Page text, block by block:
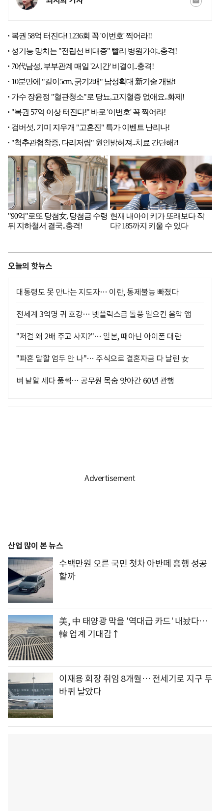
오늘의 핫뉴스
대통령도 못 만나는 지도자… 이란, 통제불능 빠졌다
전세계 3억명 귀 호강… 넷플릭스급 돌풍 일으킨 음악 앱
"저걸 왜 2배 주고 사지?"… 일본, 때아닌 아이폰 대란
"파혼 말할 엄두 안 나"… 주식으로 결혼자금 다 날린 女
벼 낱알 세다 풀썩… 공무원 목숨 앗아간 60년 관행
산업 많이 본 뉴스
수백만원 오른 국민 첫차 아반떼 흥행 성공
할까
美, 中 태양광 막을 '역대급 카드' 내놨다…
韓 업계 기대감↑
이재용 회장 취임 8개월… 전세기로 지구 두
바퀴 날았다